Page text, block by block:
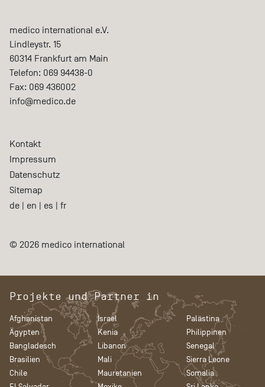
medico international e.V.
Lindleystr. 15
60314 Frankfurt am Main
Telefon: 069 94438-0
Fax: 069 436002
info@medico.de
Kontakt
Impressum
Datenschutz
Sitemap
de | en | es | fr
© 2026 medico international
Projekte und Partner in
Afghanistan
Ägypten
Bangladesch
Brasilien
Chile
Israel
Kenia
Libanon
Mali
Mauretanien
Palästina
Philippinen
Senegal
Sierra Leone
Somalia